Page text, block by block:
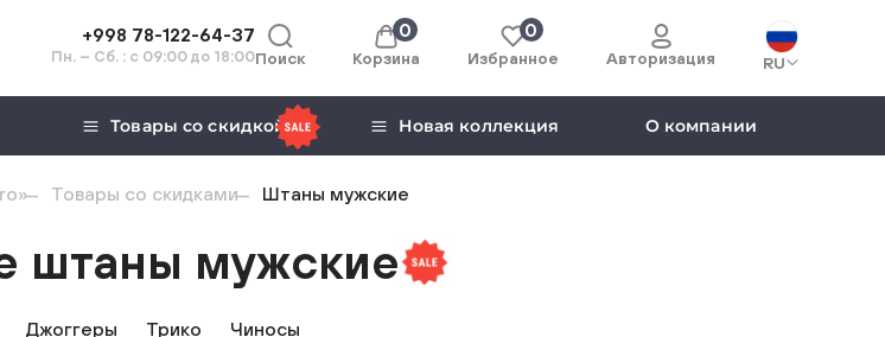
+998 78-122-64-37
Пн. – Сб. : с 09:00 до 18:00Поиск Корзина
0 0
Избранное Авторизация RU
Товары со скидкой Новая коллекция О компании
Товары со скидками Штаны мужские
штаны мужские
Джоггеры Трико Чиносы